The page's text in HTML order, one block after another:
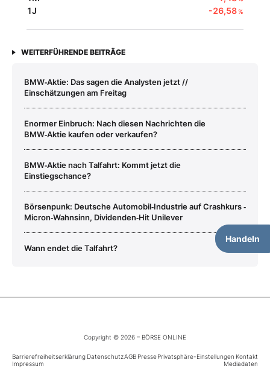
Handeln
1J -26,58%
WEITERFÜHRENDE BEITRÄGE
BMW‑Aktie: Das sagen die Analysten jetzt //
Einschätzungen am Freitag
Enormer Einbruch: Nach diesen Nachrichten die
BMW‑Aktie kaufen oder verkaufen?
BMW‑Aktie nach Talfahrt: Kommt jetzt die
Einstiegschance?
Börsenpunk: Deutsche Automobil‑Industrie auf Crashkurs ‑
Micron‑Wahnsinn, Dividenden‑Hit Unilever
Wann endet die Talfahrt?
Copyright © 2026 – BÖRSE ONLINE
Barrierefreiheitserklärung DatenschutzAGB PressePrivatsphäre-Einstellungen Kontakt
Impressum
Mediadaten